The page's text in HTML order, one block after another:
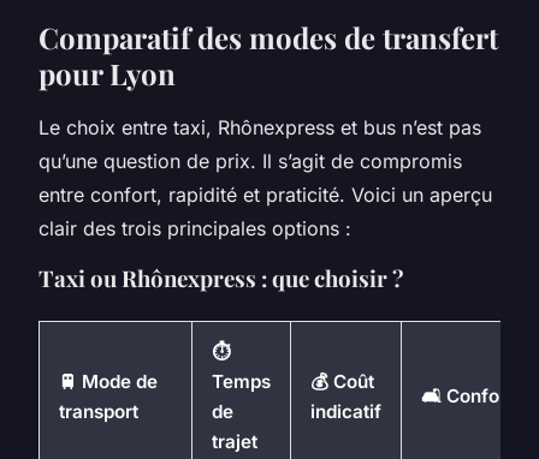
Comparatif des modes de transfert
pour Lyon
Le choix entre taxi, Rhônexpress et bus n’est pas
qu’une question de prix. Il s’agit de compromis
entre confort, rapidité et praticité. Voici un aperçu
clair des trois principales options :
Taxi ou Rhônexpress : que choisir ?
🚆 Mode de
transport
⏱
Temps
de
trajet
💰 Coût
indicatif
🛋 Confort